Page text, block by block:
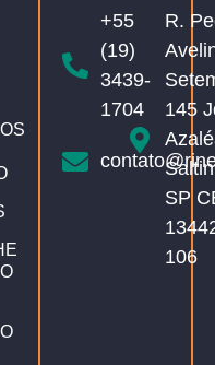
+55
(19)
3439-
1704
R.
145
SP
106